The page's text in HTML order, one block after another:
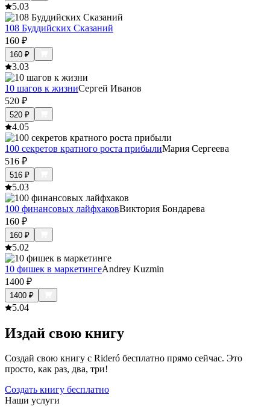
5.03
108 Буддийских Сказаний
160 ₽
160 ₽
3.03
10 шагов к жизниСергей Иванов
520 ₽
520 ₽
4.05
100 секретов кратного роста прибылиМария Сергеева
516 ₽
516 ₽
5.03
100 финансовых лайфхаковВиктория Бондарева
160 ₽
160 ₽
5.02
10 фишек в маркетингеAndrey Kuzmin
1400 ₽
1400 ₽
5.04
Издай свою книгу
Создай свою книгу с Rideró бесплатно прямо сейчас. Это
просто, как раз, два, три!
Создать книгу бесплатно
Наши услуги